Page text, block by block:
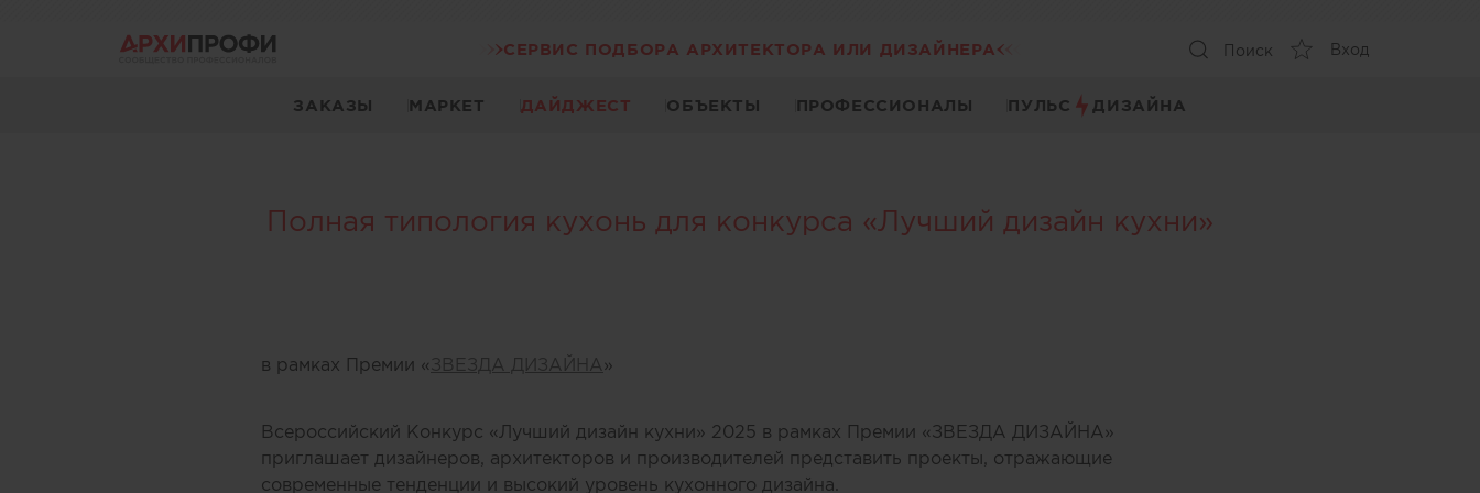
СЕРВИС ПОДБОРА АРХИТЕКТОРА ИЛИ ДИЗАЙНЕРА Поиск Вход
ЗАКАЗЫ МАРКЕТ ДАЙДЖЕСТ ОБЪЕКТЫ ПРОФЕССИОНАЛЫ ПУЛЬС ДИЗАЙНА
Полная типология кухонь для конкурса «Лучший дизайн кухни»
в рамках Премии « ЗВЕЗДА ДИЗАЙНА»
Всероссийский Конкурс «Лучший дизайн кухни» 2025 в рамках Премии «ЗВЕЗДА ДИЗАЙНА»
приглашает дизайнеров, архитекторов и производителей представить проекты, отражающие
современные тенденции и высокий уровень кухонного дизайна.